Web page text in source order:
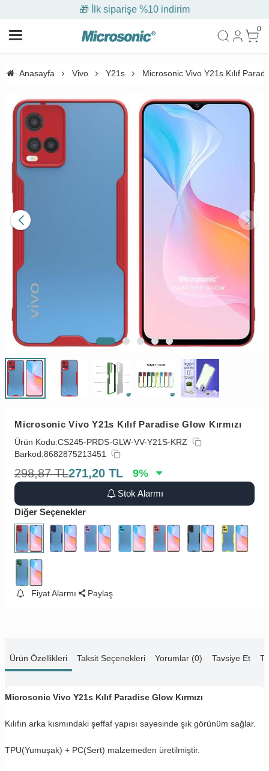
🎁 İlk siparişe %10 indirim
0
Anasayfa Vivo Y21s Microsonic Vivo Y21s Kılıf
Microsonic Vivo Y21s Kılıf Paradise Glow Kırmızı
Ürün Kodu:CS245-PRDS-GLW-VV-Y21S-KRZ
Barkod:8682875213451
298,87 TL271,20 TL 9%
Stok Alarmı
Diğer Seçenekler
Fiyat Alarmı Paylaş
Ürün Özellikleri Taksit Seçenekleri Yorumlar (0) Tavsiye Et
Microsonic Vivo Y21s Kılıf Paradise Glow Kırmızı
Kılıfın arka kısmındaki şeffaf yapısı sayesinde şık görünüm sağlar.
TPU(Yumuşak) + PC(Sert) malzemeden üretilmiştir.